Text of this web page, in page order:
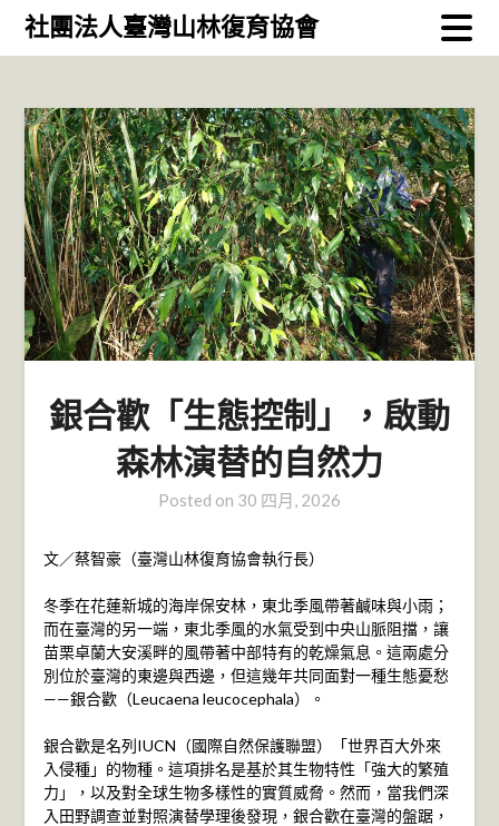
Skip社團法人臺灣山林復育協會
銀合歡「生態控制」，啟動
森林演替的自然力
Posted on 30 四月, 2026
文／蔡智豪（臺灣山林復育協會執行長）
冬季在花蓮新城的海岸保安林，東北季風帶著鹹味與小雨；
而在臺灣的另一端，東北季風的水氣受到中央山脈阻擋，讓
苗栗卓蘭大安溪畔的風帶著中部特有的乾燥氣息。這兩處分
別位於臺灣的東邊與西邊，但這幾年共同面對一種生態憂愁
——銀合歡（Leucaena leucocephala）。
銀合歡是名列IUCN（國際自然保護聯盟）「世界百大外來
入侵種」的物種。這項排名是基於其生物特性「強大的繁殖
力」，以及對全球生物多樣性的實質威脅。然而，當我們深
入田野調查並對照演替學理後發現，銀合歡在臺灣的盤踞，